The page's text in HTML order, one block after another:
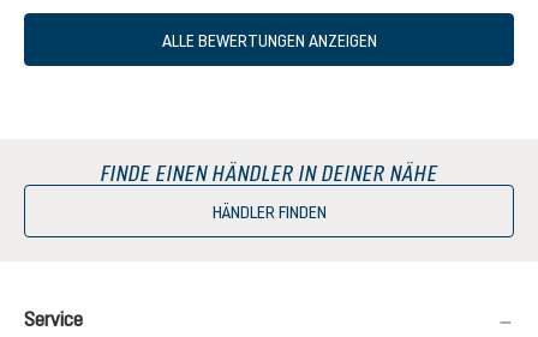
ALLE BEWERTUNGEN ANZEIGEN
FINDE EINEN HÄNDLER IN DEINER NÄHE
HÄNDLER FINDEN
Service